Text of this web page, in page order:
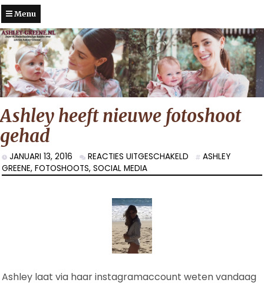
Menu
Ashley heeft nieuwe fotoshoot
gehad
JANUARI 13, 2016 REACTIES UITGESCHAKELD VOOR
HEEFT
ASHLEY
GREENE, FOTOSHOOTS, SOCIAL MEDIA
Ashley laat via haar instagramaccount weten vandaag